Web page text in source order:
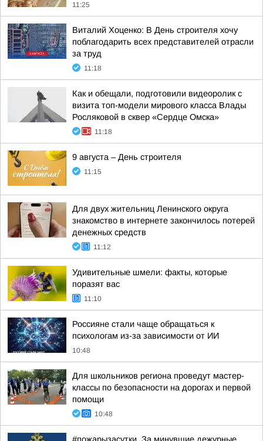
11:25
Виталий Хоценко: В День строителя хочу
поблагодарить всех представителей отрасли
за труд
11:18
Как и обещали, подготовили видеоролик с
визита топ-модели мирового класса Влады
Росляковой в сквер «Сердце Омска»
11:18
9 августа – День строителя
11:15
Для двух жительниц Ленинского округа
знакомство в интернете закончилось потерей
денежных средств
11:12
Удивительные шмели: факты, которые
поразят вас
11:10
Россияне стали чаще обращаться к
психологам из-за зависимости от ИИ
10:48
Для школьников региона проведут мастер-
классы по безопасности на дорогах и первой
помощи
10:48